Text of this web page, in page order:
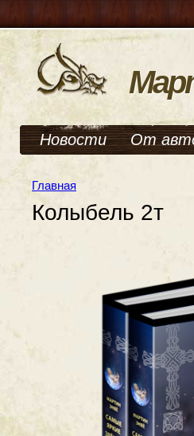
Новости От
Главная
Колыбель 2т